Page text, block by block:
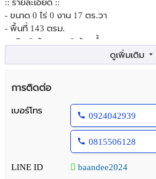
:: รายละเอียด ::
- ขนาด 0 ไร่ 0 งาน 17 ตร.วา
- พื้นที่ 143 ตรม.
- ชนิด 3 ห้องนอน 3 ห้องน้ำ
- ต่อเติมที่ดูดควันในห้องครัว
- ต่อเติมครัวหลังบ้านเต็มพื้นที่
- ต่อเติมหลังคาที่จอดรถ
- สระว่ายน้ำ ระบบเกลือ แยกสระเด็ก-ผู้ใหญ่
การติดต่อ
เบอร์โทร
0924042939
0815506128
LINE ID baandee2024